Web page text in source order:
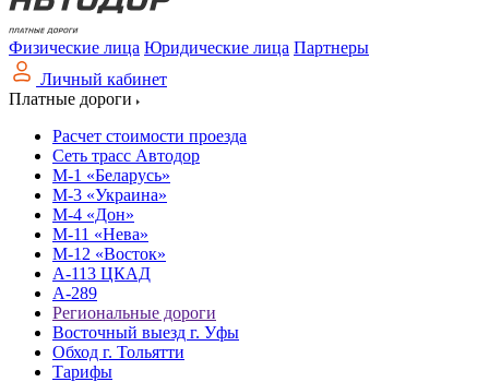
Физические лица Юридические лица Партнеры
Личный кабинет
Платные дороги
Расчет стоимости проезда
Сеть трасс Автодор
М-1 «Беларусь»
М-3 «Украина»
М-4 «Дон»
М-11 «Нева»
М-12 «Восток»
А-113 ЦКАД
А-289
Региональные дороги
Восточный выезд г. Уфы
Обход г. Тольятти
Тарифы